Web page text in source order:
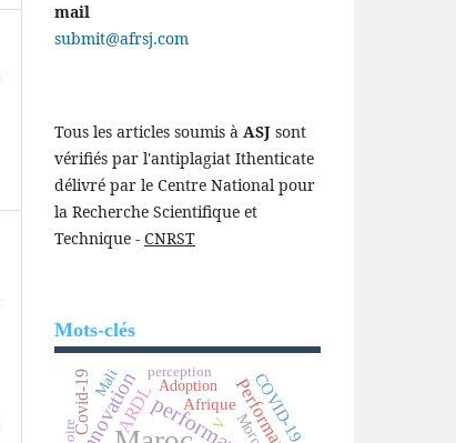
mail
submit@afrsj.com
Tous les articles soumis à ASJ sont
vérifiés par l'antiplagiat Ithenticate
délivré par le Centre National pour
la Recherche Scientifique et
Technique - CNRST
Mots-clés
Innovation
ARDL
Covid-19 Afrique COVID-19
Adoption
V
Mali perception